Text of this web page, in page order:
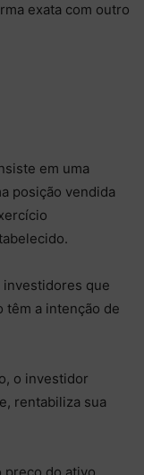
exata com outro
em uma
posição vendida
investidores que
têm a intenção de
o investidor
rentabiliza sua